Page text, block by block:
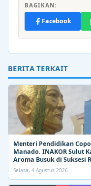
BAGIKAN:
Facebook
BERITA TERKAIT
Menteri Pendidikan
Manado. INAKOR Sulut
Aroma Busuk di Suksesi
Selasa, 4 Agustus 2026